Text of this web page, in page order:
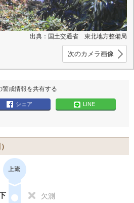
出典：国土交通省 東北地方整備局
次のカメラ画像
警戒情報を共有する
シェア LINE
欠測